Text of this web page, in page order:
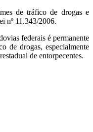
de tráfico de drogas e
nº 11.343/2006.
federais é permanente
de drogas, especialmente
de entorpecentes.